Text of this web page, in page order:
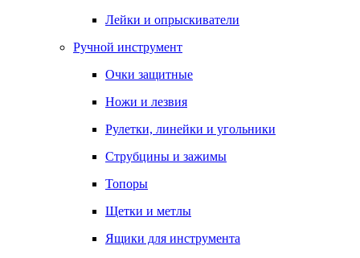
Лейки и опрыскиватели
Ручной инструмент
Очки защитные
Ножи и лезвия
Рулетки, линейки и угольники
Струбцины и зажимы
Топоры
Щетки и метлы
Ящики для инструмента